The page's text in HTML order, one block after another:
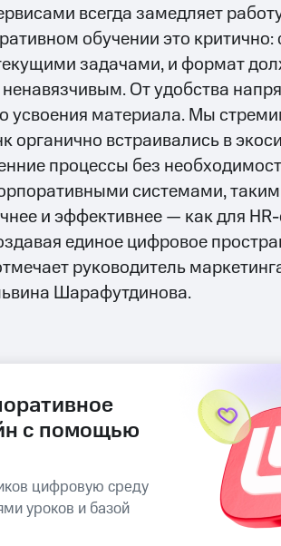
всегда замедляет
обучении это критично:
задачами, и формат
От удобства
усвоения материала. Мы
встраивались в
процессы без
системами,
и эффективнее — как для
единое цифровое
руководитель
Шарафутдинова.
с помощью
цифровую среду
уроков и базой